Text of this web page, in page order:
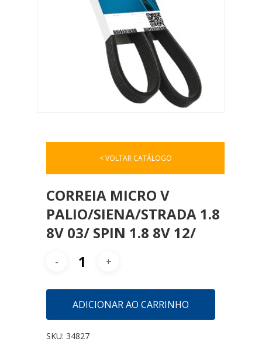
< VOLTAR CATÁLOGO
CORREIA MICRO V
PALIO/SIENA/STRADA 1.8
8V 03/ SPIN 1.8 8V 12/
ADICIONAR AO CARRINHO
SKU: 34827